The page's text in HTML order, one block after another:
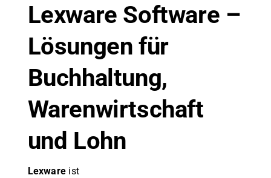
Lexware Software –
Lösungen für
Buchhaltung,
Warenwirtschaft
und Lohn
Lexware ist